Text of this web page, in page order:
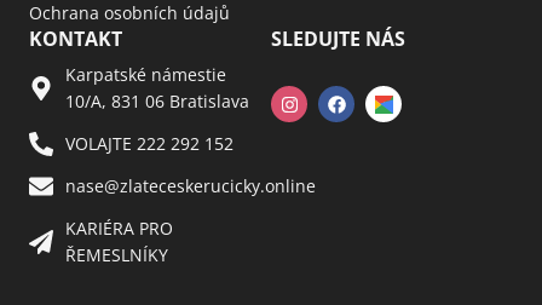
Ochrana osobních údajů
KONTAKT
Karpatské námestie
10/A, 831 06 Bratislava
VOLAJTE 222 292 152
nase@zlateceskerucicky.online
KARIÉRA PRO
ŘEMESLNÍKY
SLEDUJTE NÁS